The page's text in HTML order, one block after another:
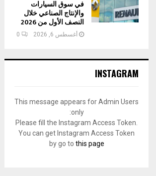
في سوق السيارات
والإنتاج الصناعي خلال
النصف الأول من 2026
أغسطس 6, 2026 0
INSTAGRAM
This message appears for Admin Users
only:
Please fill the Instagram Access Token.
You can get Instagram Access Token
by go to this page